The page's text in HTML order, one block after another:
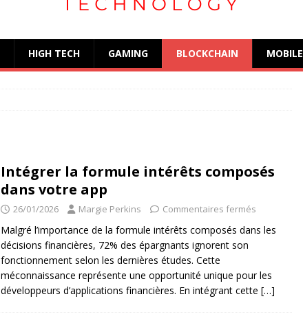
HIGH TECH GAMING BLOCKCHAIN MOBILE
Intégrer la formule intérêts composés
dans votre app
26/01/2026 Margie Perkins Commentaires fermés
Malgré l’importance de la formule intérêts composés dans les
décisions financières, 72% des épargnants ignorent son
fonctionnement selon les dernières études. Cette
méconnaissance représente une opportunité unique pour les
développeurs d’applications financières. En intégrant cette […]